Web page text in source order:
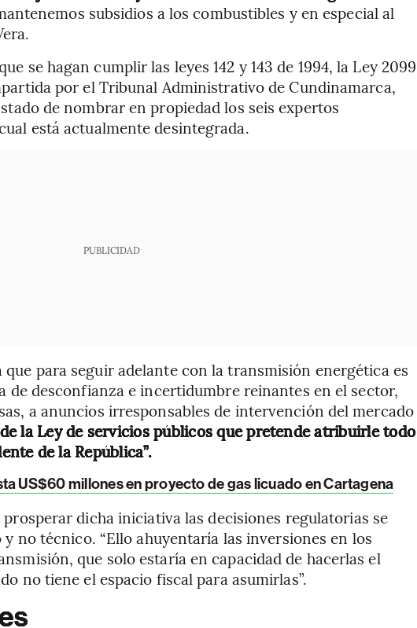
subsidios a los combustibles y en especial al
se hagan cumplir las leyes 142 y 143 de 1994, la Ley 2099
por el Tribunal Administrativo de Cundinamarca,
de nombrar en propiedad los seis expertos
está actualmente desintegrada.
PUBLICIDAD
para seguir adelante con la transmisión energética es
de desconfianza e incertidumbre reinantes en el sector,
a anuncios irresponsables de intervención del mercado
la Ley de servicios públicos que pretende atribuirle todo
de la República”.
US$60 millones en proyecto de gas licuado en Cartagena
dicha iniciativa las decisiones regulatorias se
no técnico. “Ello ahuyentaría las inversiones en los
que solo estaría en capacidad de hacerlas el
no tiene el espacio fiscal para asumirlas”.